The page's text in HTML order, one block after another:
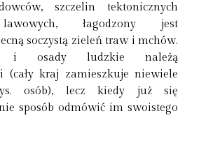
szczelin tektonicznych
łagodzony jest
soczystą zieleń traw i mchów.
i osady ludzkie należą
(cały kraj zamieszkuje niewiele
osób), lecz kiedy już się
sposób odmówić im swoistego